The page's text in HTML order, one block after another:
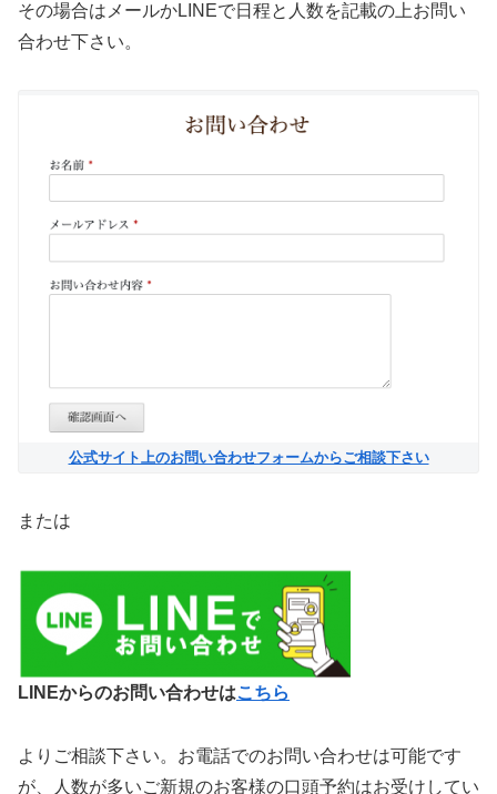
その場合はメールかLINEで日程と人数を記載の上お問い
合わせ下さい。
公式サイト上のお問い合わせフォームからご相談下さい
または
LINEからのお問い合わせはこちら
よりご相談下さい。お電話でのお問い合わせは可能です
が、人数が多いご新規のお客様の口頭予約はお受けしてい